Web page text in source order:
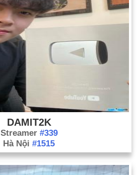
DAMIT2K
Streamer #339
Hà Nội #1515